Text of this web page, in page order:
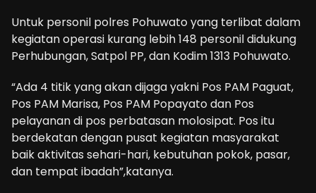
Untuk personil polres Pohuwato yang terlibat dalam
kegiatan operasi kurang lebih 148 personil didukung
Perhubungan, Satpol PP, dan Kodim 1313 Pohuwato.
“Ada 4 titik yang akan dijaga yakni Pos PAM Paguat,
Pos PAM Marisa, Pos PAM Popayato dan Pos
pelayanan di pos perbatasan molosipat. Pos itu
berdekatan dengan pusat kegiatan masyarakat
baik aktivitas sehari-hari, kebutuhan pokok, pasar,
dan tempat ibadah”,katanya.